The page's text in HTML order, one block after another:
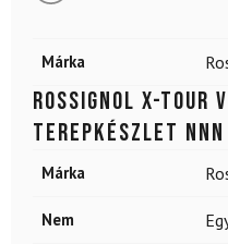
Márka
ROSSIGNOL X-
terepkészlet
Márka
Nem